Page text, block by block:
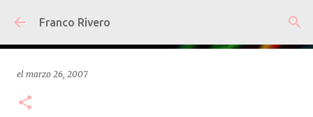
Ir al contenido principal
Franco Rivero
el marzo 26, 2007